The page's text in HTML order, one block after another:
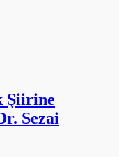
Şiirine
Sezai